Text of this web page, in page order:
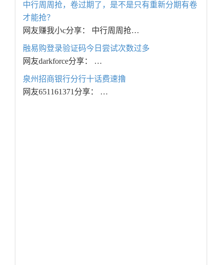
中行周周抢，卷过期了，是不是只有重新分期有卷
才能抢？
网友赚我小c分享： 中行周周抢…
融易购登录验证码今日尝试次数过多
网友darkforce分享： …
泉州招商银行分行十话费速撸
网友651161371分享： …